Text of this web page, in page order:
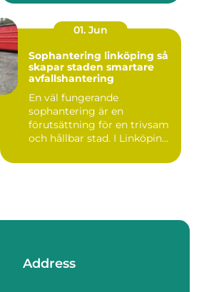
01. Jun
Sophantering linköping så
skapar staden smartare
avfallshantering
En väl fungerande
sophantering är en
förutsättning för en trivsam
och hållbar stad. I Linköping
Address